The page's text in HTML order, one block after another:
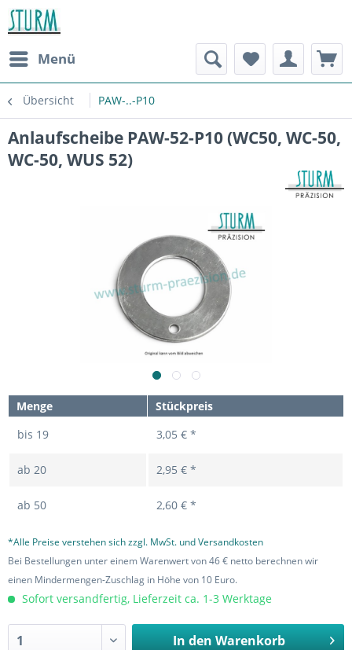
Menü
Übersicht PAW-..-P10
Anlaufscheibe PAW-52-P10 (WC50, WC-50,
WC-50, WUS 52)
Menge
Stückpreis
bis 19 3,05 € *
ab 20 2,95 € *
ab 50 2,60 € *
*Alle Preise verstehen sich zzgl. MwSt. und Versandkosten
Bei Bestellungen unter einem Warenwert von 46 € netto berechnen wir
einen Mindermengen-Zuschlag in Höhe von 10 Euro.
Sofort versandfertig, Lieferzeit ca. 1-3 Werktage
In den Warenkorb